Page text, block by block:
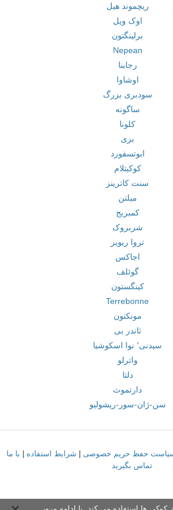
ریچموند هیل
اوک ویل
برلینگتون
Nepean
رجاینا
اوشاوا
سودبری بزرگ
ساگونه
کلونا
بری
ابوتسفورد
کوکیتلام
سنت کاترینز
میلتن
کمبریج
شربروک
تروا ریویر
اجاکس
گوئلف
کینگستون
Terrebonne
مونکتون
ثاندر بی
سیدنی٬ نوا اسکوشیا
واترلو
دلتا
دارتموث
سن-ژان-سور-ریشولیو
حفظ حریم خصوصی شرایط استفاده
با ما
تماس بگیرید